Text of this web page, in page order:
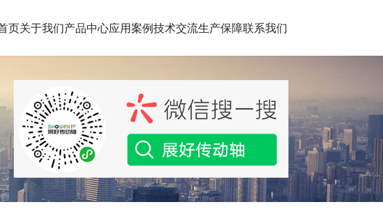
页关于我们产品中心应用案例技术交流生产保障联系我们